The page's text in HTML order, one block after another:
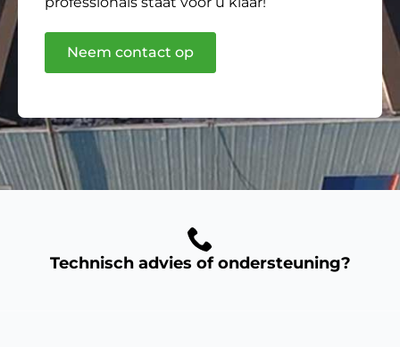
Neem contact op
Technisch advies of ondersteuning?